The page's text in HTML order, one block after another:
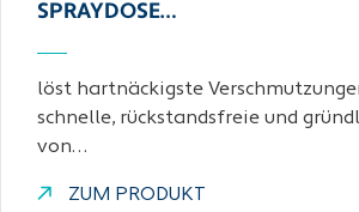
SPRAYDOSE…
löst hartnäckigste
schnelle, rückstandsfreie und
von…
ZUM PRODUKT